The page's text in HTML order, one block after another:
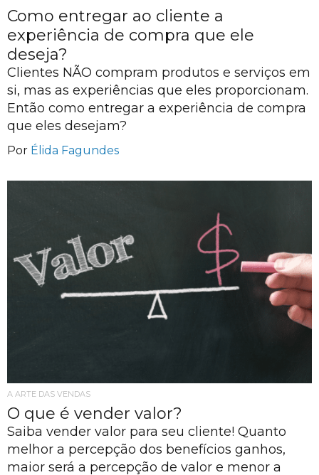
Como entregar ao cliente a
experiência de compra que ele
deseja?
Clientes NÃO compram produtos e serviços em
si, mas as experiências que eles proporcionam.
Então como entregar a experiência de compra
que eles desejam?
Por Élida Fagundes
A ARTE DAS VENDAS
O que é vender valor?
Saiba vender valor para seu cliente! Quanto
melhor a percepção dos benefícios ganhos,
maior será a percepção de valor e menor a